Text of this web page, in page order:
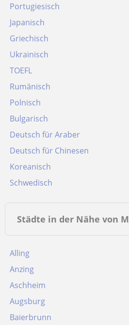
Portugiesisch
Japanisch
Griechisch
Ukrainisch
TOEFL
Rumänisch
Polnisch
Bulgarisch
Deutsch für Araber
Deutsch für Chinesen
Koreanisch
Schwedisch
Städte in der Nähe von
Alling
Anzing
Aschheim
Augsburg
Baierbrunn